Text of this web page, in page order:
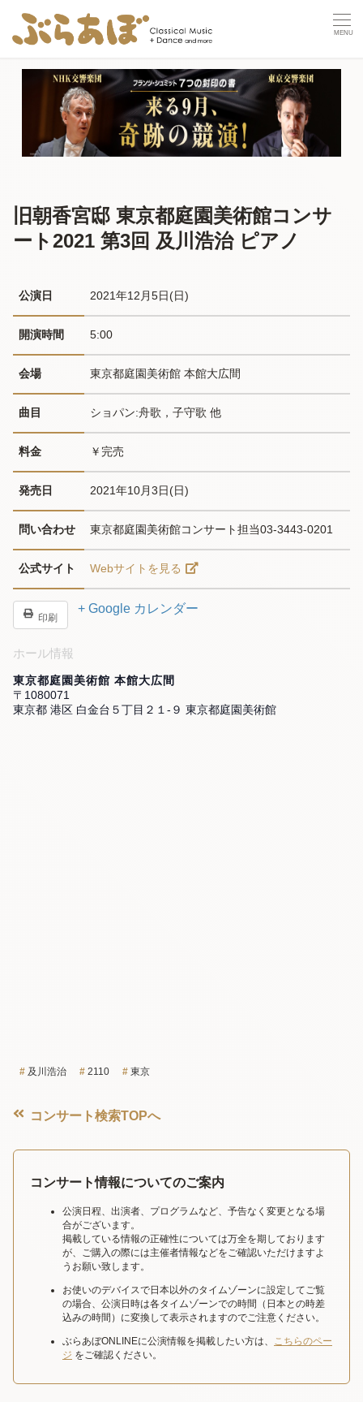
旧朝香宮邸 東京都庭園美術館コンサ
ート2021 第3回 及川浩治 ピアノ
公演日 2021年12月5日(日)
開演時間 5:00
会場 東京都庭園美術館 本館大広間
曲目 ショパン:舟歌，子守歌 他
料金 ￥完売
発売日 2021年10月3日(日)
問い合わせ 東京都庭園美術館コンサート担当03-3443-0201
公式サイト Webサイトを見る
印刷
+ Google カレンダー
ホール情報
東京都庭園美術館 本館大広間
〒1080071
東京都 港区 白金台５丁目２１-９ 東京都庭園美術館
及川浩治 2110 東京
コンサート検索TOPへ
コンサート情報についてのご案内
公演日程、出演者、プログラムなど、予告なく変更となる場
合がございます。
掲載している情報の正確性については万全を期しております
が、ご購入の際には主催者情報などをご確認いただけますよ
うお願い致します。
お使いのデバイスで日本以外のタイムゾーンに設定してご覧
の場合、公演日時は各タイムゾーンでの時間（日本との時差
込みの時間）に変換して表示されますのでご注意ください。
ぶらあぼONLINEに公演情報を掲載したい方は、 こちらのペー
ジ をご確認ください。